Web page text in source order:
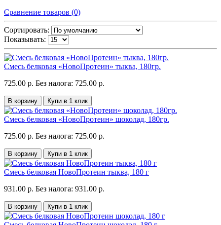
Сравнение товаров (0)
Сортировать:
Показывать:
Смесь белковая «НовоПротеин» тыква, 180гр.
725.00 р. Без налога: 725.00 р.
В корзину Купи в 1 клик
Смесь белковая «НовоПротеин» шоколад, 180гр.
725.00 р. Без налога: 725.00 р.
В корзину Купи в 1 клик
Смесь белковая НовоПротеин тыква, 180 г
931.00 р. Без налога: 931.00 р.
В корзину Купи в 1 клик